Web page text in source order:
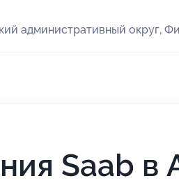
административный округ,
Saab в